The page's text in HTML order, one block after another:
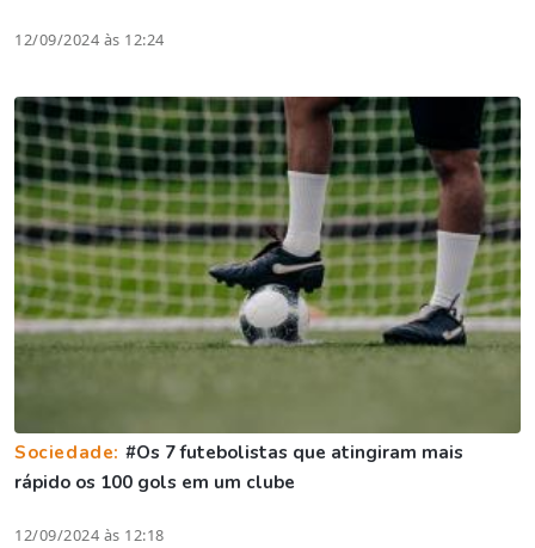
12/09/2024 às 12:24
Sociedade: #Os 7 futebolistas que atingiram mais
rápido os 100 gols em um clube
12/09/2024 às 12:18